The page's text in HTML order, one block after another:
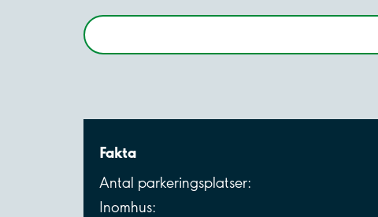
Fakta
Antal parkeringsplatser:
Inomhus: